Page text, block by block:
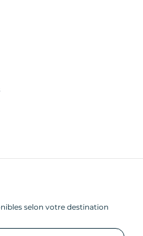
selon votre destination